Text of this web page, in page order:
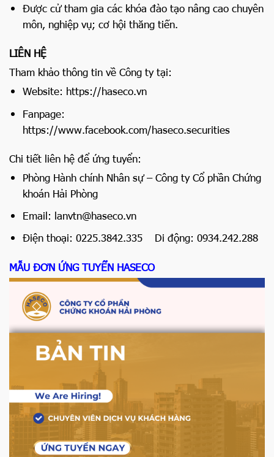
Được cử tham gia các khóa đào tạo nâng cao chuyên
môn, nghiệp vụ; cơ hội thăng tiến.
LIÊN HỆ
Tham khảo thông tin về Công ty tại:
Website: https://haseco.vn
Fanpage:
https://www.facebook.com/haseco.securities
Chi tiết liên hệ để ứng tuyển:
Phòng Hành chính Nhân sự – Công ty Cổ phần Chứng
khoán Hải Phòng
Email: lanvtn@haseco.vn
Điện thoại: 0225.3842.335 Di động: 0934.242.288
MẪU ĐƠN ỨNG TUYỂN HASECO